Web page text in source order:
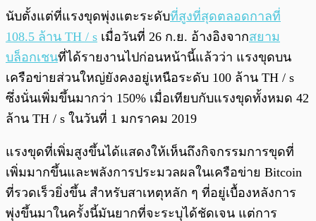
นับตั้งแต่ที่แรงขุดพุ่งแตะระดับที่สูงที่สุดตลอดกาลที่
108.5 ล้าน TH / s เมื่อวันที่ 26 ก.ย. อ้างอิงจากสยาม
บล็อกเชนที่ได้รายงานไปก่อนหน้านี้แล้วว่า แรงขุดบน
เครือข่ายส่วนใหญ่ยังคงอยู่เหนือระดับ 100 ล้าน TH / s
ซึ่งนั่นเพิ่มขึ้นมากว่า 150% เมื่อเทียบกับแรงขุดทั้งหมด 42
ล้าน TH / s ในวันที่ 1 มกราคม 2019
แรงขุดที่เพิ่มสูงขึ้นได้แสดงให้เห็นถึงกิจกรรมการขุดที่
เพิ่มมากขึ้นและพลังการประมวลผลในเครือข่าย Bitcoin
ที่รวดเร็วยิ่งขึ้น สำหรับสาเหตุหลัก ๆ ที่อยู่เบื้องหลังการ
พุ่งขึ้นมาในครั้งนี้มันยากที่จะระบุได้ชัดเจน แต่การ